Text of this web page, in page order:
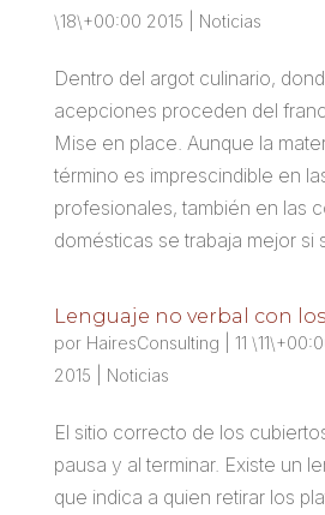
\18\+00:00 2015
Noticias
Dentro del argot culinario,
acepciones proceden del
Mise en place. Aunque la
término es imprescindible en
profesionales, también en las
domésticas se trabaja mejor si
Lenguaje no verbal con
por HairesConsulting
11
2015
Noticias
El sitio correcto de los
pausa y al terminar. Existe un
que indica a quien retirar los